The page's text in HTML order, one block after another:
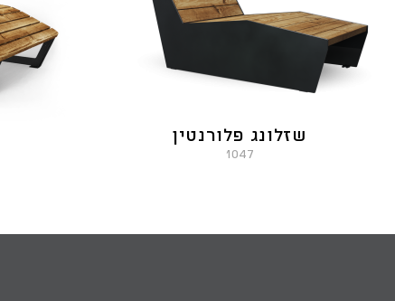
שזלונג פלורנטין
1047